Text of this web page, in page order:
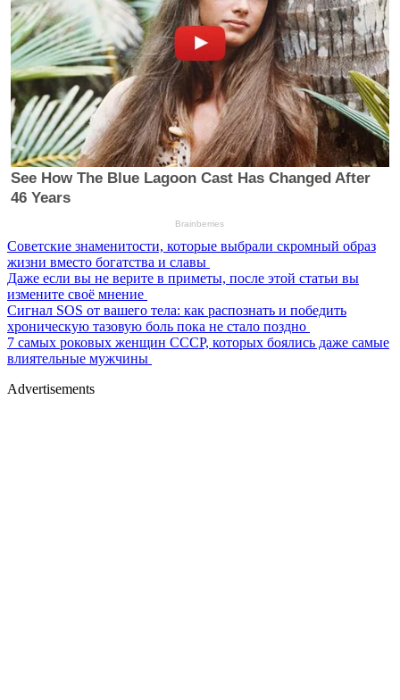
Советские знаменитости, которые выбрали скромный образ
жизни вместо богатства и славы
Даже если вы не верите в приметы, после этой статьи вы
измените своё мнение
Сигнал SOS от вашего тела: как распознать и победить
хроническую тазовую боль пока не стало поздно
7 самых роковых женщин СССР, которых боялись даже самые
влиятельные мужчины
Advertisements